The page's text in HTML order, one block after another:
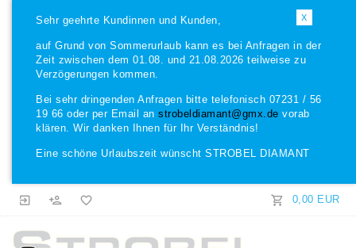
X
Sehr geehrte Kundinnen und Kunden,
auf Grund von Sommerurlaub kann es bei Anfragen in der
Zeit zwischen dem 01.08. und 21.08.2026 teilweise zu
Verzögerungen kommen.
Bei sehr dringenden Anfragen bitte telefonisch 07231 / 56
19 66 oder per Email an strobeldiamant@gmx.de vorab
klären. Wir danken Ihnen für Ihr Verständnis!
Eine schöne Urlaubszeit wünscht STROBEL DIAMANT
0,00 EUR